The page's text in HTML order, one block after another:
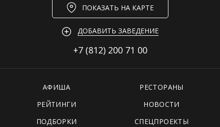
ПОКАЗАТЬ НА КАРТЕ
ДОБАВИТЬ ЗАВЕДЕНИЕ
+7 (812) 200 71 00
АФИША
РЕСТОРАНЫ
РЕЙТИНГИ
НОВОСТИ
ПОДБОРКИ
СПЕЦПРОЕКТЫ